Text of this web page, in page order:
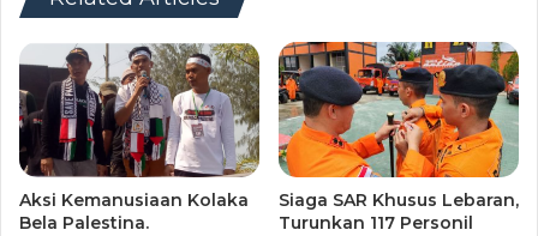
Aksi Kemanusiaan Kolaka
Bela Palestina.
Siaga SAR Khusus Lebaran,
Turunkan 117 Personil